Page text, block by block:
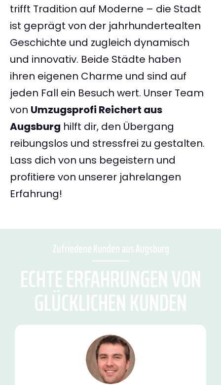
trifft Tradition auf Moderne – die Stadt
ist geprägt von der jahrhundertealten
Geschichte und zugleich dynamisch
und innovativ. Beide Städte haben
ihren eigenen Charme und sind auf
jeden Fall ein Besuch wert. Unser Team
von Umzugsprofi Reichert aus
Augsburg hilft dir, den Übergang
reibungslos und stressfrei zu gestalten.
Lass dich von uns begeistern und
profitiere von unserer jahrelangen
Erfahrung!
Zufriedene Kunden aus Augsburg
ECHTE ERFAHRUNGEN VON
GLÜCKLICHEN KUNDEN